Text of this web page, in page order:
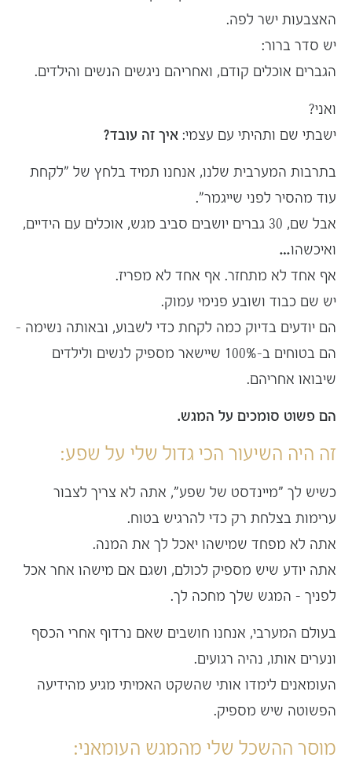
האצבעות ישר לפה.
יש סדר ברור:
הגברים אוכלים קודם, ואחריהם ניגשים הנשים והילדים.
ואני?
ישבתי שם ותהיתי עם עצמי: איך זה עובד?
בתרבות המערבית שלנו, אנחנו תמיד בלחץ של "לקחת
עוד מהסיר לפני שייגמר".
אבל שם, 30 גברים יושבים סביב מגש, אוכלים עם הידיים,
ואיכשהו…
אף אחד לא מתחזר. אף אחד לא מפריז.
יש שם כבוד ושובע פנימי עמוק.
הם יודעים בדיוק כמה לקחת כדי לשבוע, ובאותה נשימה –
הם בטוחים ב-100% שיישאר מספיק לנשים ולילדים
שיבואו אחריהם.
הם פשוט סומכים על המגש.
זה היה השיעור הכי גדול שלי על שפע:
כשיש לך "מיינדסט של שפע", אתה לא צריך לצבור
ערימות בצלחת רק כדי להרגיש בטוח.
אתה לא מפחד שמישהו יאכל לך את המנה.
אתה יודע שיש מספיק לכולם, ושגם אם מישהו אחר אכל
לפניך – המגש שלך מחכה לך.
בעולם המערבי, אנחנו חושבים שאם נרדוף אחרי הכסף
ונערים אותו, נהיה רגועים.
העומאנים לימדו אותי שהשקט האמיתי מגיע מהידיעה
הפשוטה שיש מספיק.
מוסר ההשכל שלי מהמגש העומאני: